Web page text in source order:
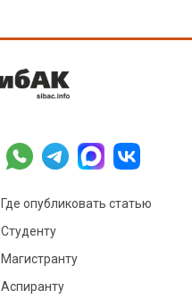
Где опубликовать статью
Студенту
Магистранту
Аспиранту